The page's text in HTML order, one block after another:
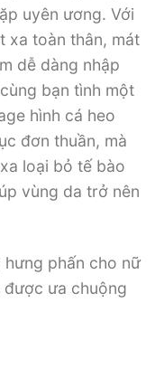
uyên ương. Với
xa toàn thân, mát
dễ dàng nhập
bạn tình một
hình cá heo
đơn thuần, mà
loại bỏ tế bào
vùng da trở nên
hưng phấn cho nữ
được ưa chuộng